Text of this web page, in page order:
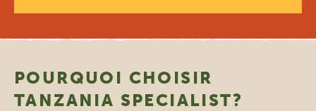
POURQUOI CHOISIR
TANZANIA SPECIALIST?